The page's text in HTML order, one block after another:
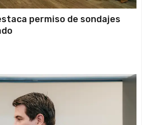
permiso de sondajes